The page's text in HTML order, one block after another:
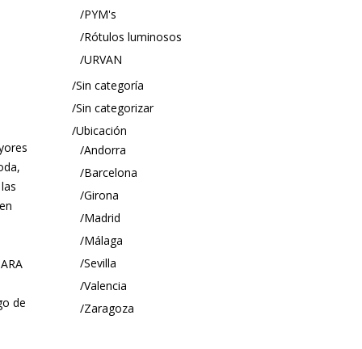
de
PYM's
Rótulos luminosos
URVAN
Sin categoría
Sin categorizar
Ubicación
Andorra
Barcelona
Girona
Madrid
Málaga
Sevilla
Valencia
Zaragoza